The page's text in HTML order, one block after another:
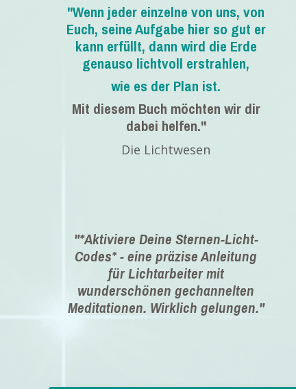
"Wenn jeder einzelne von uns, von
Euch, seine Aufgabe hier so gut er
kann erfüllt, dann wird die Erde
genauso lichtvoll erstrahlen,
wie es der Plan ist.
Mit diesem Buch möchten wir dir
dabei helfen."
Die Lichtwesen
"*Aktiviere Deine Sternen-Licht-
Codes* - eine präzise Anleitung
für Lichtarbeiter mit
wunderschönen gechannelten
Meditationen. Wirklich gelungen."